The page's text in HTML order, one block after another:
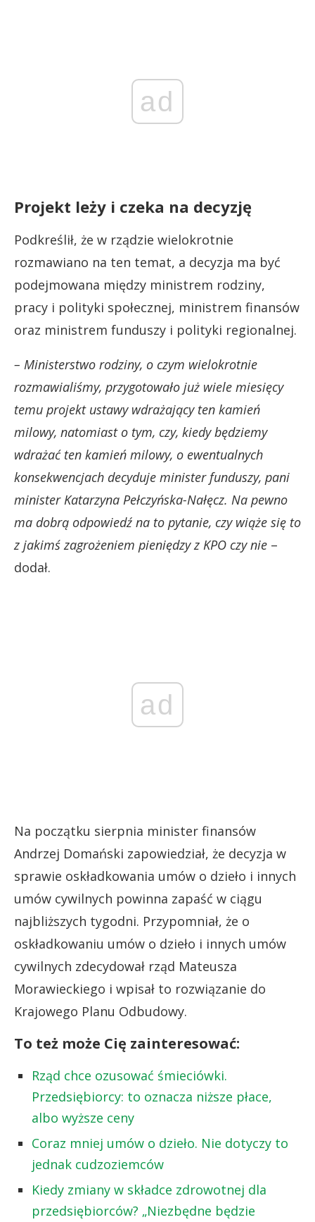
ad
Projekt leży i czeka na decyzję
Podkreślił, że w rządzie wielokrotnie
rozmawiano na ten temat, a decyzja ma być
podejmowana między ministrem rodziny,
pracy i polityki społecznej, ministrem finansów
oraz ministrem funduszy i polityki regionalnej.
– Ministerstwo rodziny, o czym wielokrotnie
rozmawialiśmy, przygotowało już wiele miesięcy
temu projekt ustawy wdrażający ten kamień
milowy, natomiast o tym, czy, kiedy będziemy
wdrażać ten kamień milowy, o ewentualnych
konsekwencjach decyduje minister funduszy, pani
minister Katarzyna Pełczyńska-Nałęcz. Na pewno
ma dobrą odpowiedź na to pytanie, czy wiąże się to
z jakimś zagrożeniem pieniędzy z KPO czy nie –
dodał.
ad
Na początku sierpnia minister finansów
Andrzej Domański zapowiedział, że decyzja w
sprawie oskładkowania umów o dzieło i innych
umów cywilnych powinna zapaść w ciągu
najbliższych tygodni. Przypomniał, że o
oskładkowaniu umów o dzieło i innych umów
cywilnych zdecydował rząd Mateusza
Morawieckiego i wpisał to rozwiązanie do
Krajowego Planu Odbudowy.
To też może Cię zainteresować:
Rząd chce ozusować śmieciówki.
Przedsiębiorcy: to oznacza niższe płace,
albo wyższe ceny
Coraz mniej umów o dzieło. Nie dotyczy to
jednak cudzoziemców
Kiedy zmiany w składce zdrowotnej dla
przedsiębiorców? „Niezbędne będzie